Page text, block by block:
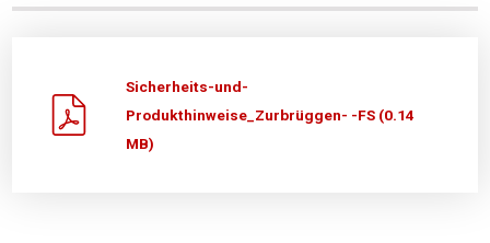
Sicherheits-und-
Produkthinweise_Zurbrüggen- -FS (0.14
MB)